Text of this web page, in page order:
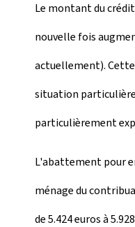
Le montant du
nouvelle fois
actuellement).
situation
particulièrement
L'abattement pour
ménage du
de 5.424 euros à